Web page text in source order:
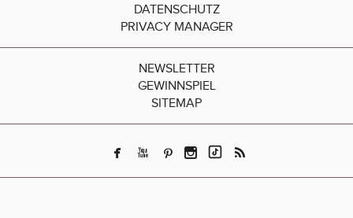
DATENSCHUTZ
PRIVACY MANAGER
NEWSLETTER
GEWINNSPIEL
SITEMAP